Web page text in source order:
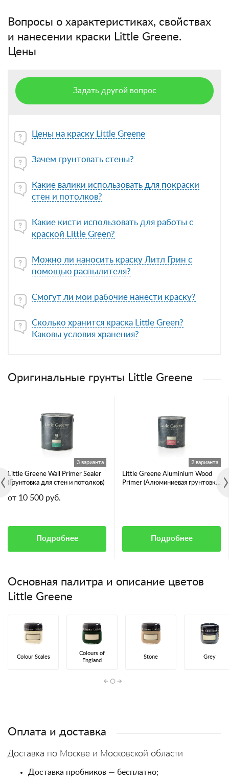
Вопросы о характеристиках, свойствах
и нанесении краски Little Greene.
Цены
Задать другой вопрос
Цены на краску Little Greene
Зачем грунтовать стены?
Какие валики использовать для покраски
стен и потолков?
Какие кисти использовать для работы с
краской Little Green?
Можно ли наносить краску Литл Грин с
помощью распылителя?
Смогут ли мои рабочие нанести краску?
Сколько хранится краска Little Green?
Каковы условия хранения?
Оригинальные грунты Little Greene
3 варианта
Little Greene Wall Primer Sealer
(Грунтовка для стен и потолков)
от 10 500 руб.
Подробнее
2 варианта
Little Greene Aluminium Wood
Primer (Алюминиевая грунтовка
Подробнее
Основная палитра и описание цветов
Little Greene
Colour Scales
Colours of
England
Stone Grey
Оплата и доставка
Доставка по Москве и Московской области
Доставка пробников — бесплатно;